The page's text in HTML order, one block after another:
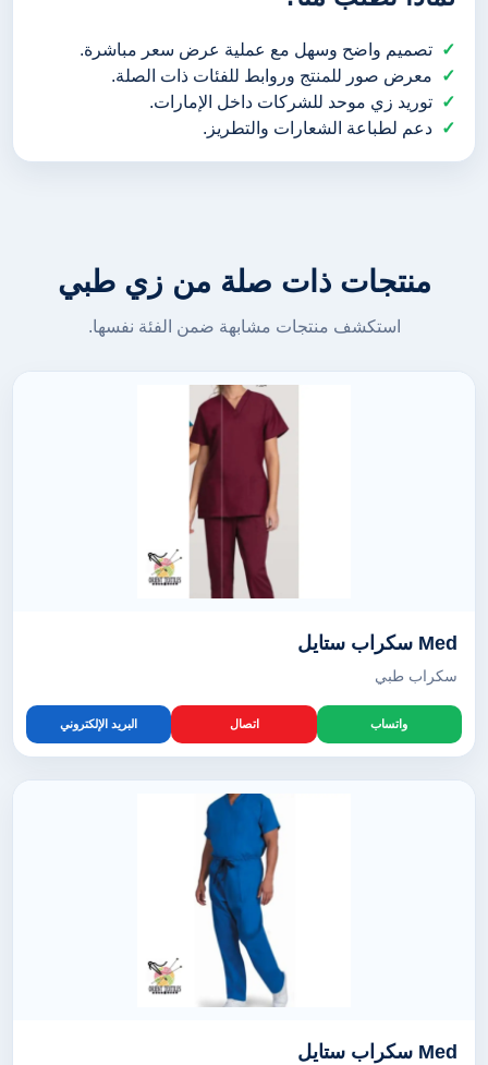
تصميم واضح وسهل مع عملية عرض سعر مباشرة.
معرض صور للمنتج وروابط للفئات ذات الصلة.
توريد زي موحد للشركات داخل الإمارات.
دعم لطباعة الشعارات والتطريز.
منتجات ذات صلة من زي طبي
استكشف منتجات مشابهة ضمن الفئة نفسها.
Med سكراب ستايل
سكراب طبي
واتساب اتصال البريد الإلكتروني
Med سكراب ستايل